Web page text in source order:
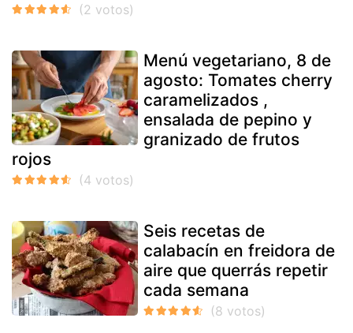
Menú vegetariano, 8 de
agosto: Tomates cherry
caramelizados ,
ensalada de pepino y
granizado de frutos
rojos
Seis recetas de
calabacín en freidora de
aire que querrás repetir
cada semana